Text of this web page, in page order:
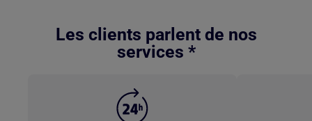
Les clients parlent de nos
services *